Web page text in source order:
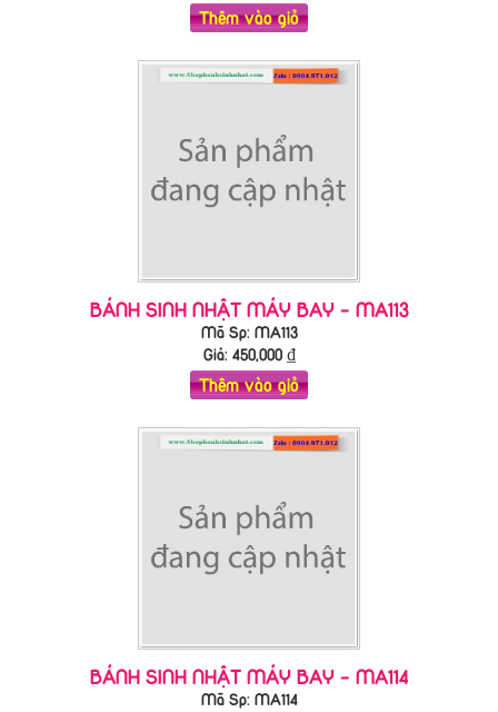
Thêm vào giỏ
BÁNH SINH NHẬT MÁY BAY - MA113
Mã Sp: MA113
Giá: 450,000₫
Thêm vào giỏ
BÁNH SINH NHẬT MÁY BAY - MA114
Mã Sp: MA114